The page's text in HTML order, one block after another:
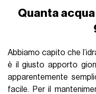
Quanta
Abbiamo capito che
è il giusto apporto
apparentemente
facile. Per il